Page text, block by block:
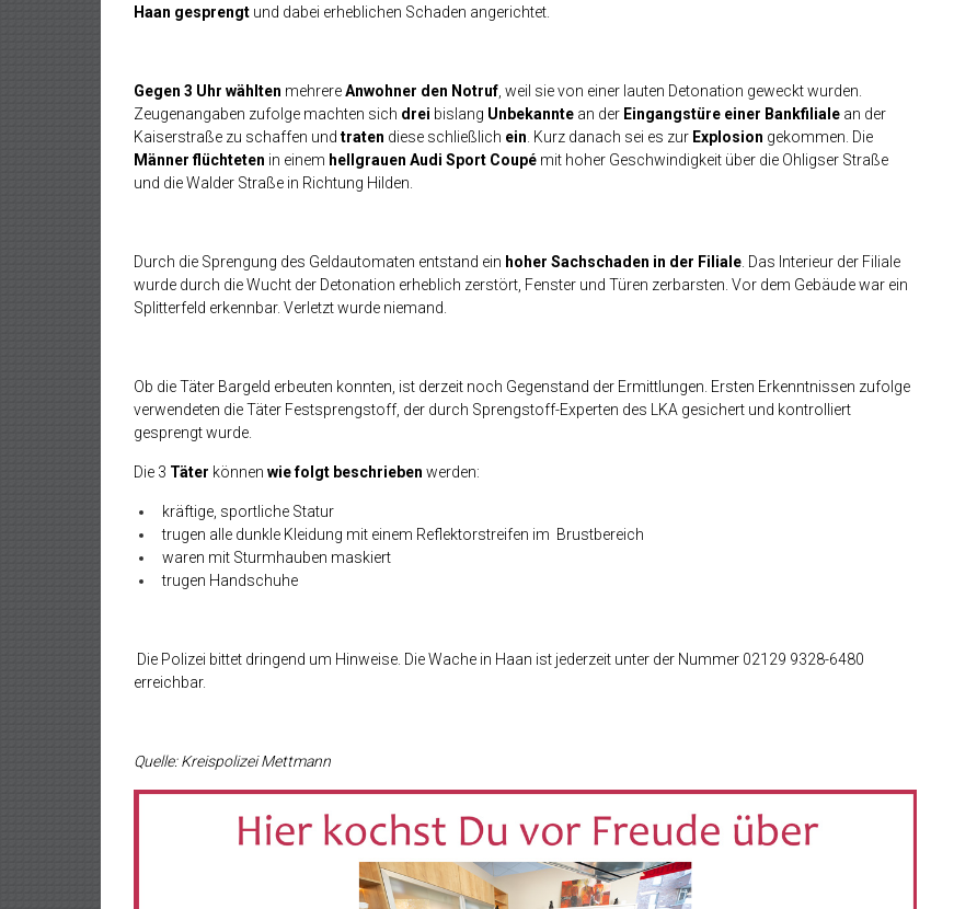
Haan gesprengt und dabei erheblichen Schaden angerichtet.
Gegen 3 Uhr wählten mehrereAnwohner den Notruf , weil sie von einer lauten Detonation geweckt wurden.
Zeugenangaben zufolge machten sich drei bislang Unbekannte an der Eingangstüre einer Bankfiliale an der
Kaiserstraße zu schaffen und traten diese schließlich ein . Kurz danach sei es zur Explosion gekommen. Die
Männer flüchteten in einem hellgrauen Audi Sport Coupé mit hoher Geschwindigkeit über die Ohligser Straße
und die Walder Straße in Richtung Hilden.
Durch die Sprengung des Geldautomaten entstand ein hoher Sachschaden in der Filiale . Das Interieur der Filiale
wurde durch die Wucht der Detonation erheblich zerstört, Fenster und Türen zerbarsten. Vor dem Gebäude war ein
Splitterfeld erkennbar. Verletzt wurde niemand.
Ob die Täter Bargeld erbeuten konnten, ist derzeit noch Gegenstand der Ermittlungen. Ersten Erkenntnissen zufolge
verwendeten die Täter Festsprengstoff, der durch Sprengstoff-Experten des LKA gesichert und kontrolliert
gesprengt wurde.
Die 3 Täter können wie folgt beschrieben werden:
kräftige, sportliche Statur
trugen alle dunkle Kleidung mit einem Reflektorstreifen im Brustbereich
waren mit Sturmhauben maskiert
trugen Handschuhe
Die Polizei bittet dringend um Hinweise. Die Wache in Haan ist jederzeit unter der Nummer 02129 9328-6480
erreichbar.
Quelle: Kreispolizei Mettmann